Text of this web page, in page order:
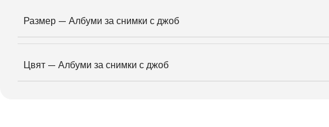
Размер — Албуми за снимки с джоб
Цвят — Албуми за снимки с джоб